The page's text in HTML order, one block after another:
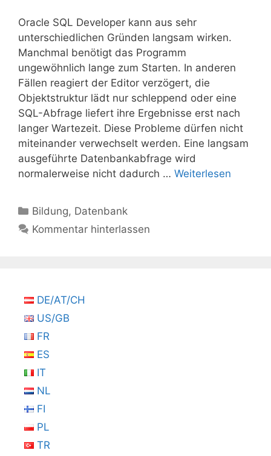
Oracle SQL Developer kann aus sehr
unterschiedlichen Gründen langsam wirken.
Manchmal benötigt das Programm
ungewöhnlich lange zum Starten. In anderen
Fällen reagiert der Editor verzögert, die
Objektstruktur lädt nur schleppend oder eine
SQL-Abfrage liefert ihre Ergebnisse erst nach
langer Wartezeit. Diese Probleme dürfen nicht
miteinander verwechselt werden. Eine langsam
ausgeführte Datenbankabfrage wird
normalerweise nicht dadurch … Weiterlesen
Kategorien
Bildung, Datenbank
Kommentar hinterlassen
DE/AT/CH
US/GB
FR
ES
IT
NL
FI
PL
TR